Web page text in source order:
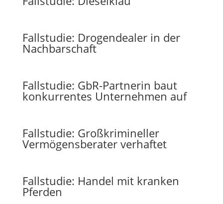
Fallstudie: Drogendealer in der
Nachbarschaft
Fallstudie: GbR-Partnerin baut
konkurrentes Unternehmen auf
Fallstudie: Großkrimineller
Vermögensberater verhaftet
Fallstudie: Handel mit kranken
Pferden